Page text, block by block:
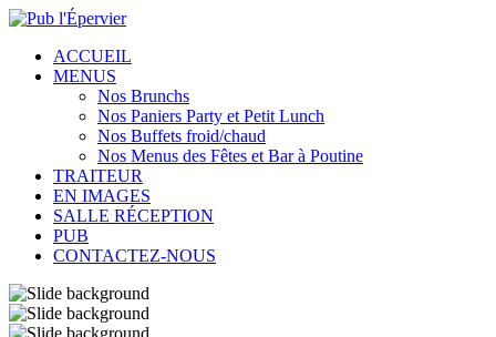
ACCUEIL
MENUS
Nos Brunchs
Nos Paniers Party et Petit Lunch
Nos Buffets froid/chaud
Nos Menus des Fêtes et Bar à Poutine
TRAITEUR
EN IMAGES
SALLE RÉCEPTION
PUB
CONTACTEZ-NOUS